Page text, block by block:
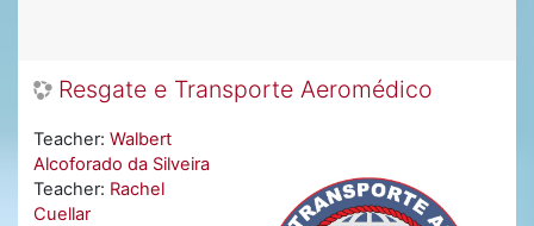
Resgate e Transporte Aeromédico
Teacher: Walbert
Alcoforado da Silveira
Teacher: Rachel
Cuellar